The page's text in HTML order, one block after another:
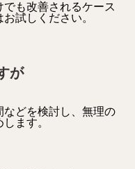
も改善されるケース
試しください。
が
どを検討し、無理の
ます。